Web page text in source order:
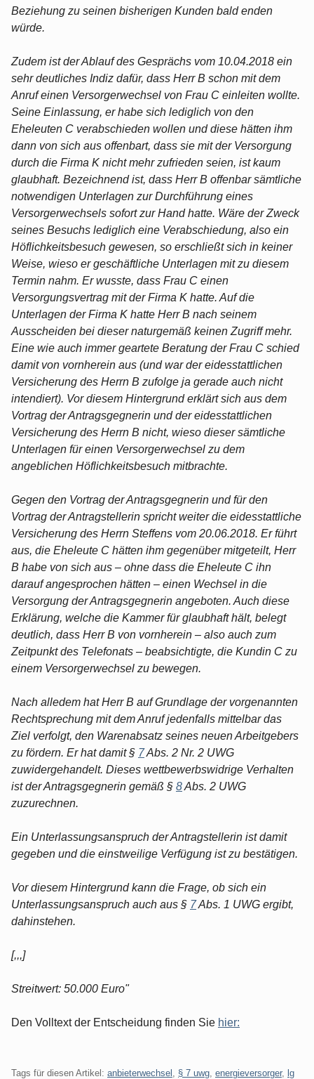
Beziehung zu seinen bisherigen Kunden bald enden
würde.
Zudem ist der Ablauf des Gesprächs vom 10.04.2018 ein
sehr deutliches Indiz dafür, dass Herr B schon mit dem
Anruf einen Versorgerwechsel von Frau C einleiten wollte.
Seine Einlassung, er habe sich lediglich von den
Eheleuten C verabschieden wollen und diese hätten ihm
dann von sich aus offenbart, dass sie mit der Versorgung
durch die Firma K nicht mehr zufrieden seien, ist kaum
glaubhaft. Bezeichnend ist, dass Herr B offenbar sämtliche
notwendigen Unterlagen zur Durchführung eines
Versorgerwechsels sofort zur Hand hatte. Wäre der Zweck
seines Besuchs lediglich eine Verabschiedung, also ein
Höflichkeitsbesuch gewesen, so erschließt sich in keiner
Weise, wieso er geschäftliche Unterlagen mit zu diesem
Termin nahm. Er wusste, dass Frau C einen
Versorgungsvertrag mit der Firma K hatte. Auf die
Unterlagen der Firma K hatte Herr B nach seinem
Ausscheiden bei dieser naturgemäß keinen Zugriff mehr.
Eine wie auch immer geartete Beratung der Frau C schied
damit von vornherein aus (und war der eidesstattlichen
Versicherung des Herrn B zufolge ja gerade auch nicht
intendiert). Vor diesem Hintergrund erklärt sich aus dem
Vortrag der Antragsgegnerin und der eidesstattlichen
Versicherung des Herrn B nicht, wieso dieser sämtliche
Unterlagen für einen Versorgerwechsel zu dem
angeblichen Höflichkeitsbesuch mitbrachte.
Gegen den Vortrag der Antragsgegnerin und für den
Vortrag der Antragstellerin spricht weiter die eidesstattliche
Versicherung des Herrn Steffens vom 20.06.2018. Er führt
aus, die Eheleute C hätten ihm gegenüber mitgeteilt, Herr
B habe von sich aus – ohne dass die Eheleute C ihn
darauf angesprochen hätten – einen Wechsel in die
Versorgung der Antragsgegnerin angeboten. Auch diese
Erklärung, welche die Kammer für glaubhaft hält, belegt
deutlich, dass Herr B von vornherein – also auch zum
Zeitpunkt des Telefonats – beabsichtigte, die Kundin C zu
einem Versorgerwechsel zu bewegen.
Nach alledem hat Herr B auf Grundlage der vorgenannten
Rechtsprechung mit dem Anruf jedenfalls mittelbar das
Ziel verfolgt, den Warenabsatz seines neuen Arbeitgebers
zu fördern. Er hat damit § 7Abs. 2 Nr. 2 UWG
zuwidergehandelt. Dieses wettbewerbswidrige Verhalten
ist der Antragsgegnerin gemäß § 8Abs. 2 UWG
zuzurechnen.
Ein Unterlassungsanspruch der Antragstellerin ist damit
gegeben und die einstweilige Verfügung ist zu bestätigen.
Vor diesem Hintergrund kann die Frage, ob sich ein
Unterlassungsanspruch auch aus § 7Abs. 1 UWG ergibt,
dahinstehen.
[,,,]
Streitwert: 50.000 Euro"
Den Volltext der Entscheidung finden Sie hier:
Tags für diesen Artikel: anbieterwechsel § 7 uwg energieversorger,
lg